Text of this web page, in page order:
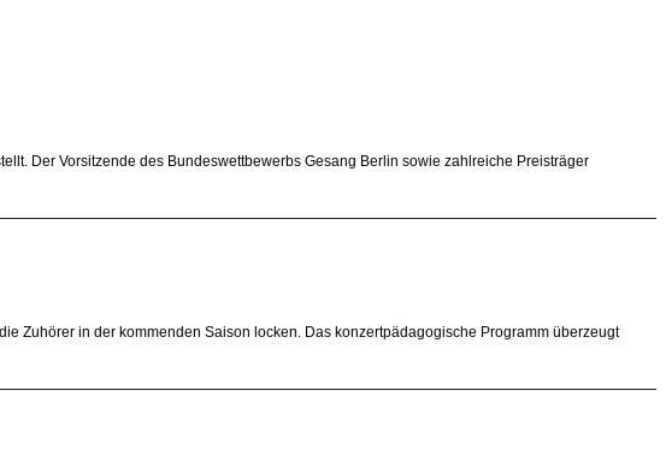
Der Vorsitzende des Bundeswettbewerbs Gesang Berlin sowie zahlreiche Preisträger
Zuhörer in der kommenden Saison locken. Das konzertpädagogische Programm überzeugt